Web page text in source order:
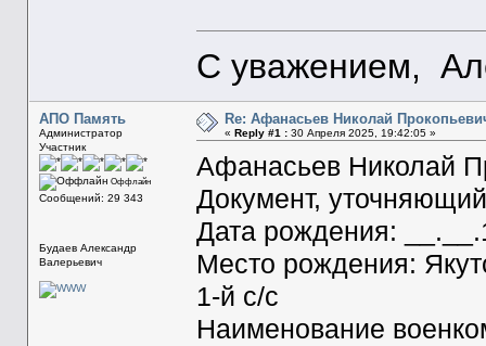
С уважением,
АПО Память
Администратор
Участник
Оффлайн
Сообщений: 29 343
Будаев Александр
Валерьевич
Re: Афанасьев Николай
«Reply #1 : 30 Апреля 2025, 19:42:05 »
Афанасьев Николай
Документ,
Дата рождения:
Место рождения:
1-й с/с
Наименование